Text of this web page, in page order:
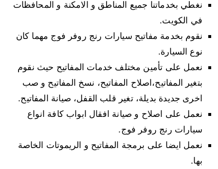
نغطي بخدماتنا جميع المناطق و الامكنة و المحافظات
في الكويت.
نقوم بخدمة مفاتيح سيارات رنج روفر فوج مهما كان
نوع السيارة.
نعمل على تأمين مختلف خدمات المفاتيح حيث نقوم
بتغير المفاتيح،اصلاح المفاتيح، نسخ المفاتيح و صب
اخرى جديدة بديلة، تغير قلب القفل، صيانة المفاتيح.
نعمل على اصلاح و صيانة افقال ابواب كافة انواع
سيارات رنج روفر فوج.
نعمل ايضا على برمجة المفاتيح و الريموتات الخاصة
بها.